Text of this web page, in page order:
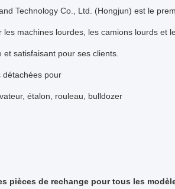
Technology Co., Ltd. (Hongjun) est le
les machines lourdes, les camions lourds et
satisfaisant pour ses clients.
détachées pour
étalon, rouleau, bulldozer
pièces de rechange pour tous les